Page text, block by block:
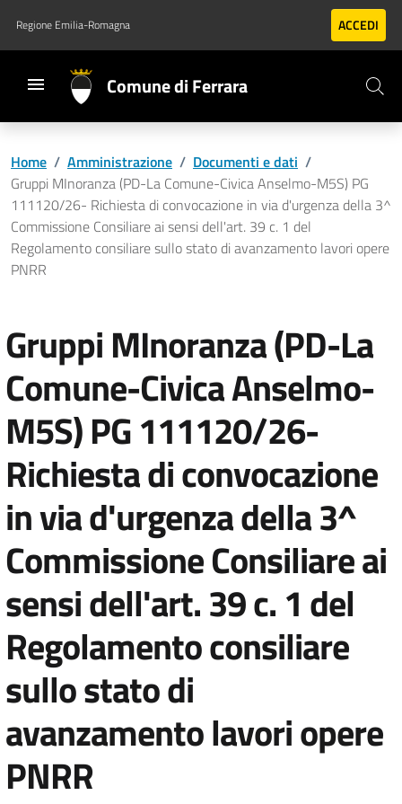
Vai al contenuto principale
Vai al footer
Regione Emilia-Romagna ACCEDI
Comune di Ferrara
Home / Amministrazione / Documenti e dati /
Gruppi MInoranza (PD-La Comune-Civica Anselmo-M5S) PG
111120/26- Richiesta di convocazione in via d'urgenza della 3^
Commissione Consiliare ai sensi dell'art. 39 c. 1 del
Regolamento consiliare sullo stato di avanzamento lavori opere
PNRR
Gruppi MInoranza (PD-La
Comune-Civica Anselmo-
M5S) PG 111120/26-
Richiesta di convocazione
in via d'urgenza della 3^
Commissione Consiliare ai
sensi dell'art. 39 c. 1 del
Regolamento consiliare
sullo stato di
avanzamento lavori opere
PNRR